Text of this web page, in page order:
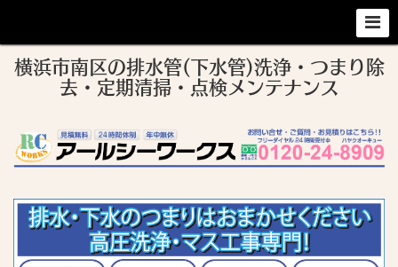
横浜市南区の排水管(下水管)洗浄・つまり除
去・定期清掃・点検メンテナンス